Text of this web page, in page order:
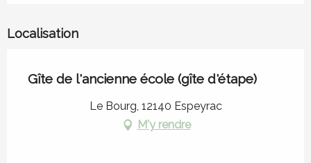
Localisation
Gîte de l'ancienne école (gîte d'étape)
Le Bourg, 12140 Espeyrac
M'y rendre